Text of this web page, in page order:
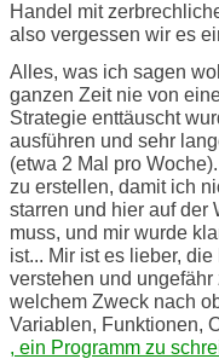
Handel mit
also vergessen wir es
Alles, was ich sagen
ganzen Zeit nie von
Strategie enttäuscht
ausführen und sehr
(etwa 2 Mal pro
zu erstellen, damit ich
starren und hier auf der
muss, und mir wurde
ist... Mir ist es lieber,
verstehen und
welchem Zweck nach
Variablen, Funktionen,
, ein Programm zu